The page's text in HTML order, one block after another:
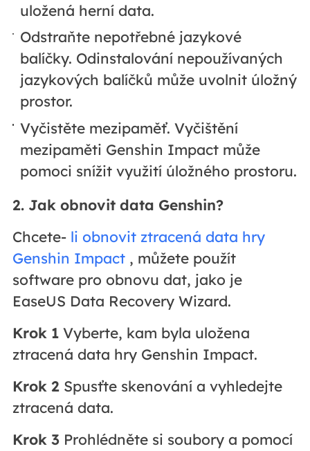
uložená herní data.
Odstraňte nepotřebné jazykové
balíčky. Odinstalování nepoužívaných
jazykových balíčků může uvolnit úložný
prostor.
Vyčistěte mezipaměť. Vyčištění
mezipaměti Genshin Impact může
pomoci snížit využití úložného prostoru.
2. Jak obnovit data Genshin?
Chcete- li obnovit ztracená data hry
Genshin Impact, můžete použít
software pro obnovu dat, jako je
EaseUS Data Recovery Wizard.
Krok 1Vyberte, kam byla uložena
ztracená data hry Genshin Impact.
Krok 2Spusťte skenování a vyhledejte
ztracená data.
Krok 3Prohlédněte si soubory a pomocí